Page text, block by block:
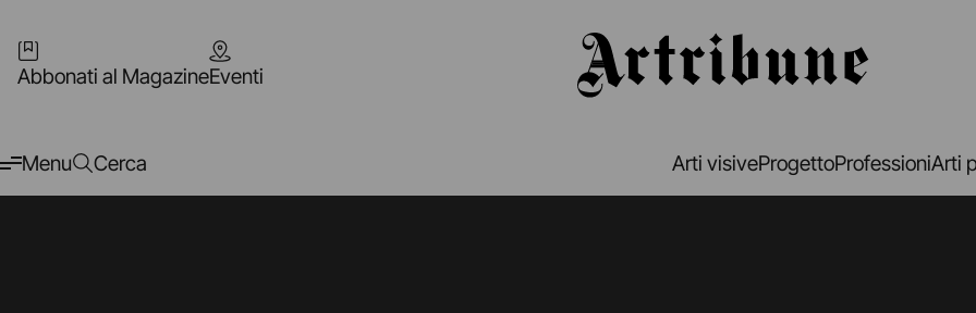
Abbonati al MagazineEventi
Menu Cerca Arti visiveProgettoProfessioniArti